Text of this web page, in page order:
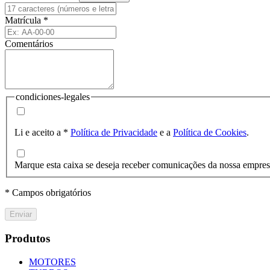
Matrícula *
Comentários
condiciones-legales
Li e aceito a * Política de Privacidade e a Política de Cookies.
Marque esta caixa se deseja receber comunicações da nossa
* Campos obrigatórios
Enviar
Produtos
MOTORES